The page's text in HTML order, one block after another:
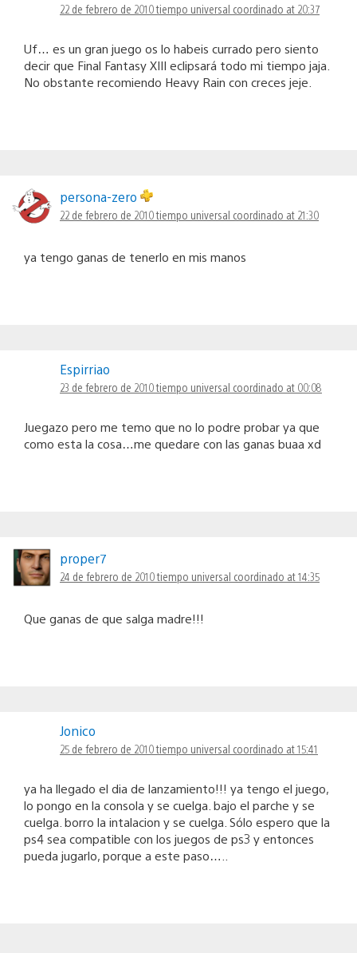
22 de febrero de 2010 tiempo universal coordinado at 20:37
Uf… es un gran juego os lo habeis currado pero siento
decir que Final Fantasy XIII eclipsará todo mi tiempo jaja.
No obstante recomiendo Heavy Rain con creces jeje.
persona-zero
22 de febrero de 2010 tiempo universal coordinado at 21:30
ya tengo ganas de tenerlo en mis manos
Espirriao
23 de febrero de 2010 tiempo universal coordinado at 00:08
Juegazo pero me temo que no lo podre probar ya que
como esta la cosa…me quedare con las ganas buaa xd
proper7
24 de febrero de 2010 tiempo universal coordinado at 14:35
Que ganas de que salga madre!!!
Jonico
25 de febrero de 2010 tiempo universal coordinado at 15:41
ya ha llegado el dia de lanzamiento!!! ya tengo el juego,
lo pongo en la consola y se cuelga. bajo el parche y se
cuelga. borro la intalacion y se cuelga. Sólo espero que la
ps4 sea compatible con los juegos de ps3 y entonces
pueda jugarlo, porque a este paso…..